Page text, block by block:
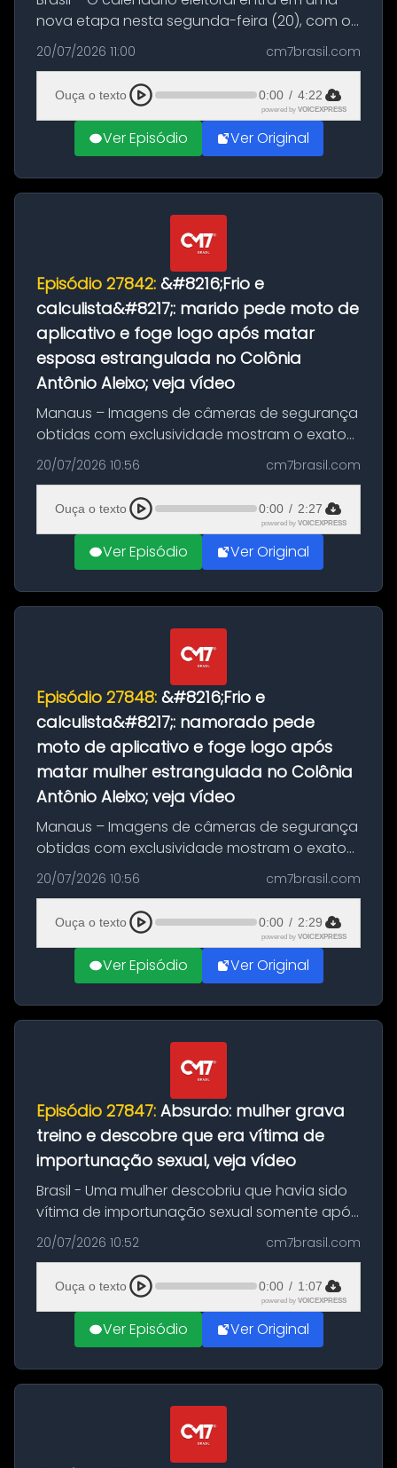
nova etapa nesta segunda-feira (20), com o
início do período destinado às convenções
partidárias. Até 5 de agosto, partidos e
federações poderão oficializa...
20/07/2026 11:00 cm7brasil.com
Ouça o texto 0:00 / 4:22
powered by VOICEXPRESS
Ver Episódio Ver Original
Episódio 27842: &#8216;Frio e
calculista&#8217;: marido pede moto de
aplicativo e foge logo após matar
esposa estrangulada no Colônia
Antônio Aleixo; veja vídeo
Manaus – Imagens de câmeras de segurança
obtidas com exclusividade mostram o exato
momento da fuga do principal suspeito da
morte de Larissa Araújo, de 28 anos. O crime
ocorreu na noite deste último d...
20/07/2026 10:56 cm7brasil.com
Ouça o texto 0:00 / 2:27
powered by VOICEXPRESS
Ver Episódio Ver Original
Episódio 27848: &#8216;Frio e
calculista&#8217;: namorado pede
moto de aplicativo e foge logo após
matar mulher estrangulada no Colônia
Antônio Aleixo; veja vídeo
Manaus – Imagens de câmeras de segurança
obtidas com exclusividade mostram o exato
momento da fuga do principal suspeito da
morte de Larissa Araújo, de 28 anos. O crime
ocorreu na noite deste último d...
20/07/2026 10:56 cm7brasil.com
Ouça o texto 0:00 / 2:29
powered by VOICEXPRESS
Ver Episódio Ver Original
Episódio 27847: Absurdo: mulher grava
treino e descobre que era vítima de
importunação sexual, veja vídeo
Brasil - Uma mulher descobriu que havia sido
vítima de importunação sexual somente após
assistir a um vídeo que gravou enquanto
treinava na academia de um condomínio em
Feira de Santana, na Bahia. O c...
20/07/2026 10:52 cm7brasil.com
Ouça o texto 0:00 / 1:07
powered by VOICEXPRESS
Ver Episódio Ver Original